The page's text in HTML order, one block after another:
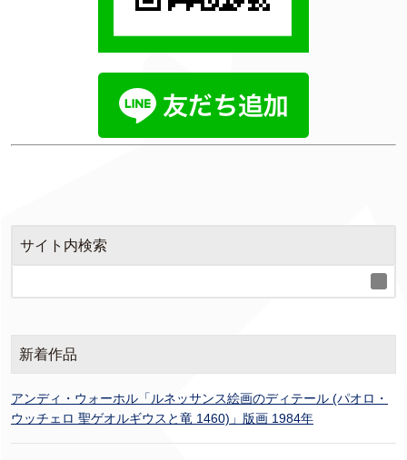
サイト内検索
新着作品
アンディ・ウォーホル「ルネッサンス絵画のディテール (パオロ・
ウッチェロ 聖ゲオルギウスと竜 1460)」版画 1984年